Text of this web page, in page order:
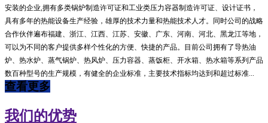
安装的企业,拥有多类锅炉制造许可证和工业类压力容器制造许可证、设计证书，
具有多年的热能设备生产经验，雄厚的技术力量和热能技术人才。同时公司的战略
合作伙伴遍布福建、浙江、江西、江苏、安徽、广东、河南、河北、黑龙江等地，
可以为不同的客户提供多样个性化的方便、快捷的产品。目前公司拥有了导热油
炉、热水炉、蒸气锅炉、热风炉、压力容器、蒸饭柜、开水箱、热水箱等系列产品
数百种型号的生产规模，有健全的企业标准，主要技术指标均达到和超过标准...
查看更多
我们的优势